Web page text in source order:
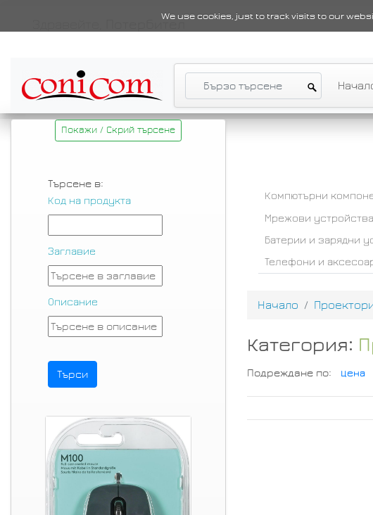
We use cookies, just to track visits to our
Покажи / Скрий търсене
Търсене в:
Код на продукта
Заглавие
Описание
Компютърни
Мрежови
Батерии и зарядни
Телефони и
Начало
Категория:
Подреждане по: Цена